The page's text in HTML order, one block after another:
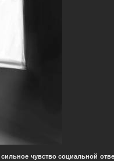
чувство социальной